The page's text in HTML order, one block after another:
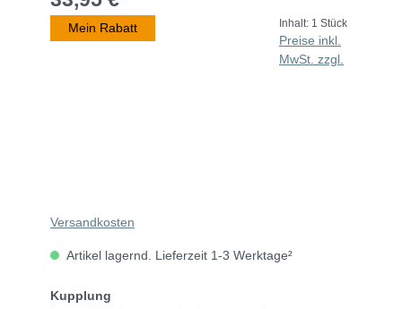
Mein Rabatt Inhalt: 1 Stück
Preise inkl.
MwSt. zzgl.
Versandkosten
Artikel lagernd. Lieferzeit 1-3 Werktage²
Kupplung